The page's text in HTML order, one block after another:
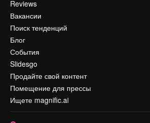
Reviews
Вакансии
Поиск тенденций
Блог
События
Slidesgo
Продайте свой контент
Помещение для прессы
Ищете magnific.ai